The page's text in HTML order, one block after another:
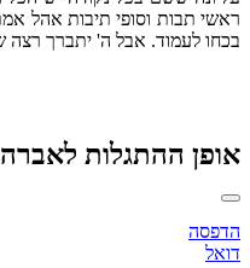
ראשי תבות וסופי תיבות אהל
בכחו לעמוד. אבל ה' יתברך רצה
אופן ההתגלות
הדפסה
דואל